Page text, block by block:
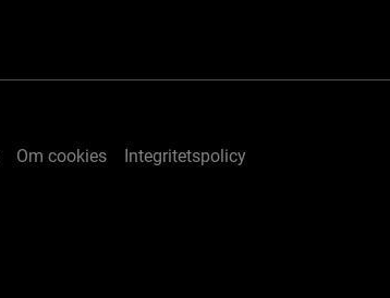
Om cookies Integritetspolicy